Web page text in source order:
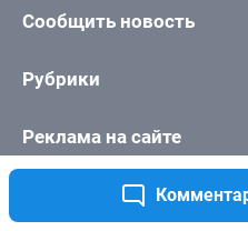
Сообщить новость
Рубрики
Реклама на сайте
Прайс-лист